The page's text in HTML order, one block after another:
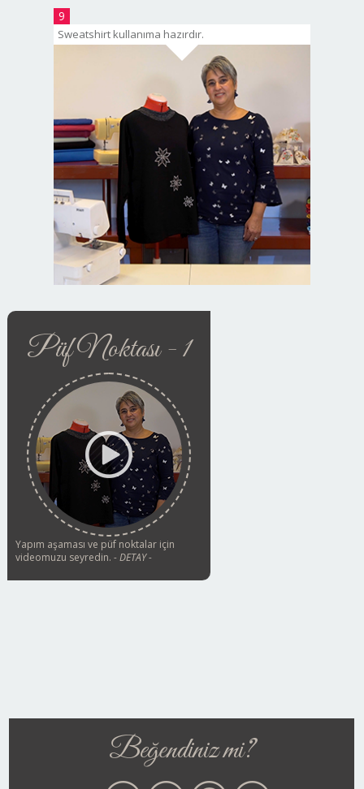
9
Sweatshirt kullanıma hazırdır.
Püf Noktası - 1
Yapım aşaması ve püf noktalar için
videomuzu seyredin. - DETAY -
Beğendiniz mi?